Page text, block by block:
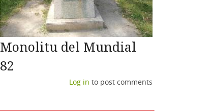
Monolitu del Mundial
82
Log in to post comments